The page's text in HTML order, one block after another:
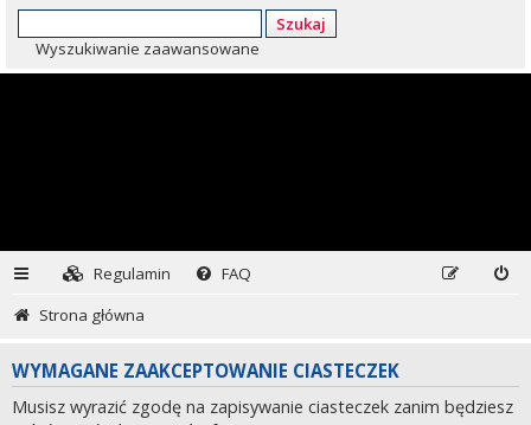
Szukaj
Wyszukiwanie zaawansowane
Regulamin
FAQ
Strona główna
WYMAGANE ZAAKCEPTOWANIE CIASTECZEK
Musisz wyrazić zgodę na zapisywanie ciasteczek zanim będziesz